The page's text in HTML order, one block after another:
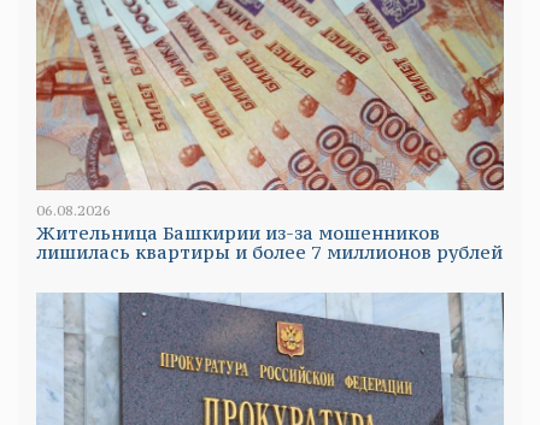
06.08.2026
Жительница Башкирии из-за мошенников
лишилась квартиры и более 7 миллионов рублей